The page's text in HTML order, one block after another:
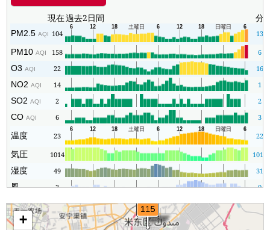
現在過去2日間 分
PM2.5AQI 104 13
PM10AQI 158 6
O3AQI 22 16
NO2AQI 14 1
SO2AQI 2 2
COAQI 6 3
温度 23 22
気圧 1014 1011
湿度 49 31
風 2 0
+